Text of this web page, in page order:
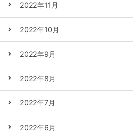
2022年11月
2022年10月
2022年9月
2022年8月
2022年7月
2022年6月